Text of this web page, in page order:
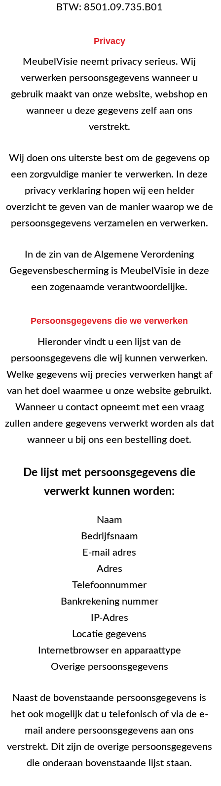
BTW: 8501.09.735.B01
Privacy
MeubelVisie neemt privacy serieus. Wij
verwerken persoonsgegevens wanneer u
gebruik maakt van onze website, webshop en
wanneer u deze gegevens zelf aan ons
verstrekt.
Wij doen ons uiterste best om de gegevens op
een zorgvuldige manier te verwerken. In deze
privacy verklaring hopen wij een helder
overzicht te geven van de manier waarop we de
persoonsgegevens verzamelen en verwerken.
In de zin van de Algemene Verordening
Gegevensbescherming is MeubelVisie in deze
een zogenaamde verantwoordelijke.
Persoonsgegevens die we verwerken
Hieronder vindt u een lijst van de
persoonsgegevens die wij kunnen verwerken.
Welke gegevens wij precies verwerken hangt af
van het doel waarmee u onze website gebruikt.
Wanneer u contact opneemt met een vraag
zullen andere gegevens verwerkt worden als dat
wanneer u bij ons een bestelling doet.
De lijst met persoonsgegevens die
verwerkt kunnen worden:
Naam
Bedrijfsnaam
E-mail adres
Adres
Telefoonnummer
Bankrekening nummer
IP-Adres
Locatie gegevens
Internetbrowser en apparaattype
Overige persoonsgegevens
Naast de bovenstaande persoonsgegevens is
het ook mogelijk dat u telefonisch of via de e-
mail andere persoonsgegevens aan ons
verstrekt. Dit zijn de overige persoonsgegevens
die onderaan bovenstaande lijst staan.